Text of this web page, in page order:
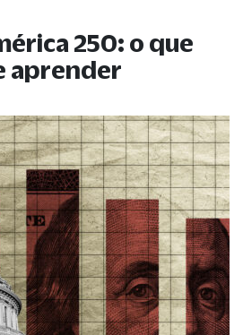
250: o que
aprender